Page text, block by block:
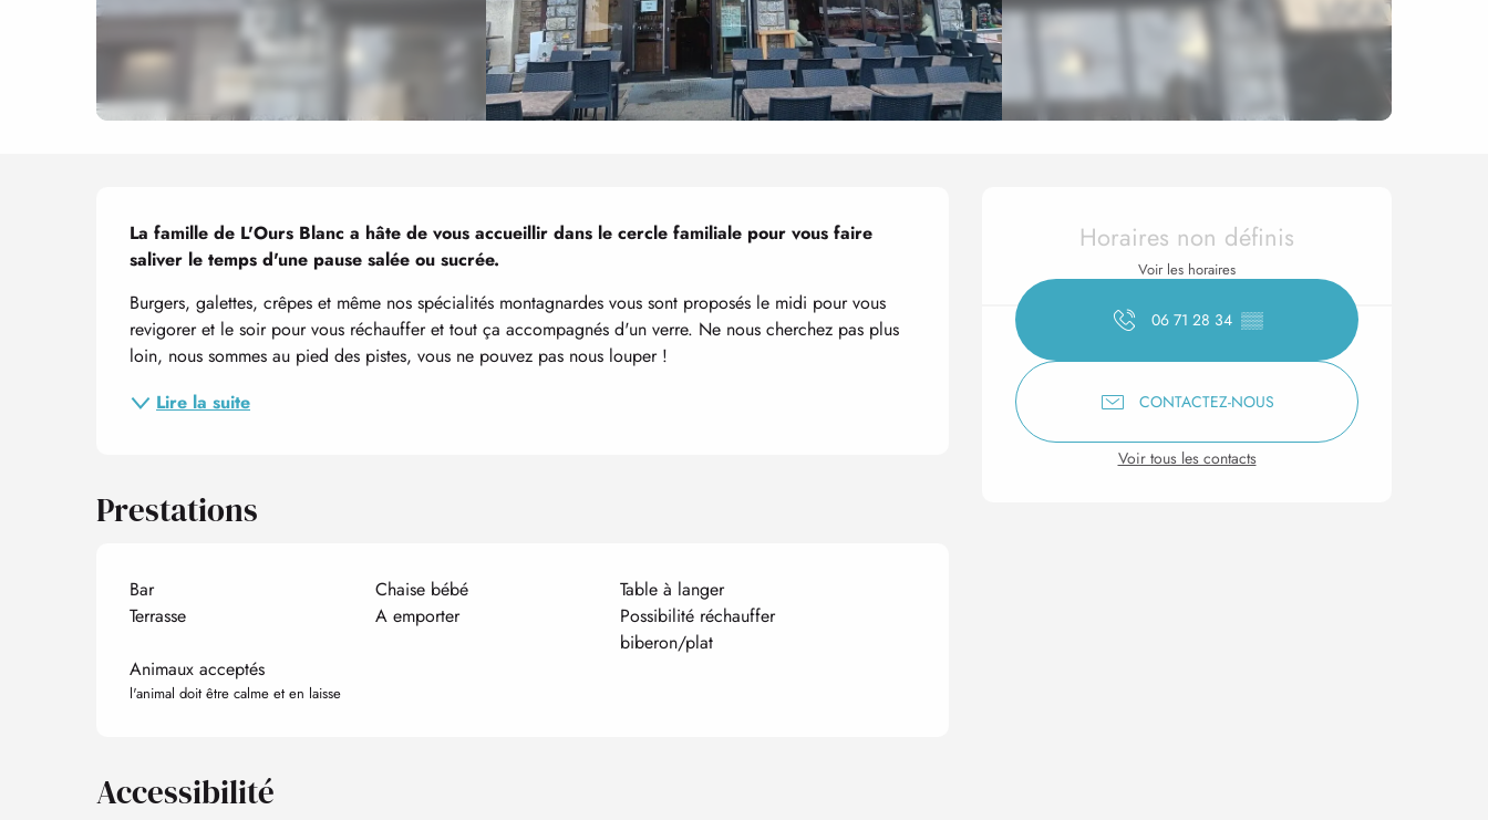
Ouverture et
Horaires non définis
Voir les horaires
06 71 28 34 ▒▒
CONTACTEZ-NOUS
Voir tous les contacts
Description
La famille de L'Ours Blanc a hâte de vous accueillir dans le cercle familiale pour vous faire
saliver le temps d'une pause salée ou sucrée.
Burgers, galettes, crêpes et même nos spécialités montagnardes vous sont proposés le midi pour vous
revigorer et le soir pour vous réchauffer et tout ça accompagnés d'un verre. Ne nous cherchez pas plus
loin, nous sommes au pied des pistes, vous ne pouvez pas nous louper !
Lire la suite
Prestations
Bar Chaise bébé
Table à langer
Terrasse
A emporter
Possibilité réchauffer
biberon/plat
Animaux acceptés
l'animal doit être calme et en laisse
Accessibilité